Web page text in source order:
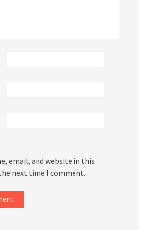
email, and website in this
next time I comment.